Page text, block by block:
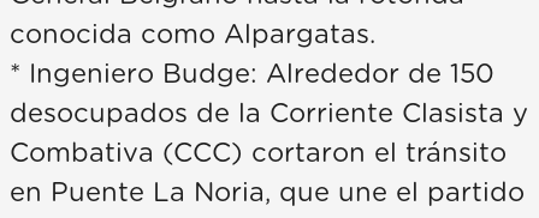
conocida como Alpargatas.
* Ingeniero Budge: Alrededor de 150
desocupados de la Corriente Clasista y
Combativa (CCC) cortaron el tránsito
en Puente La Noria, que une el partido